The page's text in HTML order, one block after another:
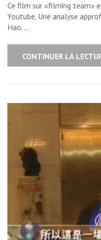
Ce film sur «filming team»
Youtube. Une analyse
Hao. …
CONTINUER LA